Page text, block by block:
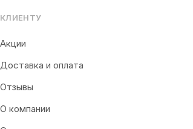
КЛИЕНТУ
Акции
Доставка и оплата
Отзывы
О компании